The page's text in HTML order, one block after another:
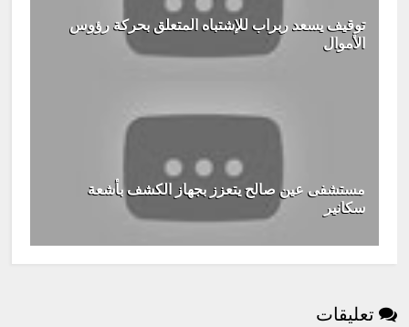
توقيف يسعد ربراب للإشتباه المتعلق بحركة رؤوس
الأموال
مستشفى عين صالح يتعزز بجهاز الكشف بأشعة
سكانير
تعليقات